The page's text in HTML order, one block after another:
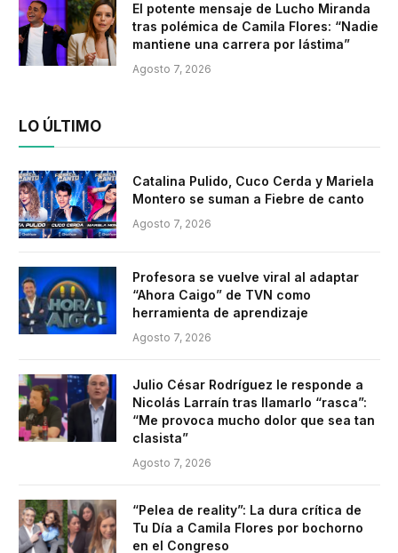
El potente mensaje de Lucho Miranda
tras polémica de Camila Flores: “Nadie
mantiene una carrera por lástima”
Agosto 7, 2026
LO ÚLTIMO
Catalina Pulido, Cuco Cerda y Mariela
Montero se suman a Fiebre de canto
Agosto 7, 2026
Profesora se vuelve viral al adaptar
“Ahora Caigo” de TVN como
herramienta de aprendizaje
Agosto 7, 2026
Julio César Rodríguez le responde a
Nicolás Larraín tras llamarlo “rasca”:
“Me provoca mucho dolor que sea tan
clasista”
Agosto 7, 2026
“Pelea de reality”: La dura crítica de
Tu Día a Camila Flores por bochorno
en el Congreso